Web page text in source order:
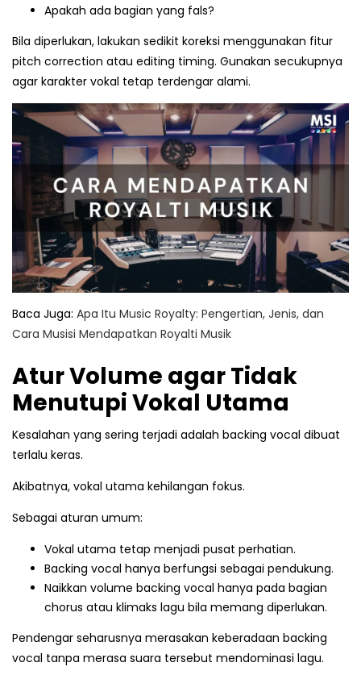
Apakah ada bagian yang fals?
Bila diperlukan, lakukan sedikit koreksi menggunakan fitur
pitch correction atau editing timing. Gunakan secukupnya
agar karakter vokal tetap terdengar alami.
Baca Juga: Apa Itu Music Royalty: Pengertian, Jenis, dan
Cara Musisi Mendapatkan Royalti Musik
Atur Volume agar Tidak
Menutupi Vokal Utama
Kesalahan yang sering terjadi adalah backing vocal dibuat
terlalu keras.
Akibatnya, vokal utama kehilangan fokus.
Sebagai aturan umum:
Vokal utama tetap menjadi pusat perhatian.
Backing vocal hanya berfungsi sebagai pendukung.
Naikkan volume backing vocal hanya pada bagian
chorus atau klimaks lagu bila memang diperlukan.
Pendengar seharusnya merasakan keberadaan backing
vocal tanpa merasa suara tersebut mendominasi lagu.